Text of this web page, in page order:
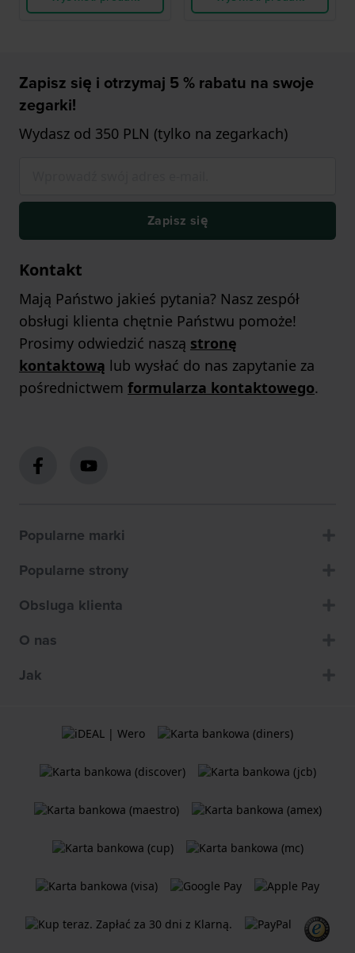
Zapisz się i otrzymaj 5 % rabatu na swoje
zegarki!
Wydasz od 350 PLN (tylko na zegarkach)
Zapisz się
Kontakt
Mają Państwo jakieś pytania? Nasz zespół
obsługi klienta chętnie Państwu pomoże!
Prosimy odwiedzić naszą stronę
kontaktową lub wysłać do nas zapytanie za
pośrednictwem formularza kontaktowego.
Popularne marki
Popularne strony
Obsluga klienta
O nas
Jak